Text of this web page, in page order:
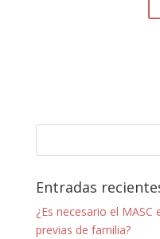
Entradas
¿Es necesario el
previas de familia?